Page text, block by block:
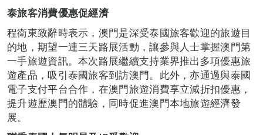
泰旅客消費優惠促經濟
程衛東致辭時表示，澳門是深受泰國旅客歡迎的旅遊目
的地，期望一連三天路展活動，讓參與人士掌握澳門第
一手旅遊資訊。本次路展繼續支持業界推出多項優惠旅
遊產品，吸引泰國旅客到訪澳門。此外，亦通過與泰國
電子支付平台合作，在澳門旅遊消費享立減折扣優惠，
提升遊歷澳門的體驗，同時促進澳門本地旅遊經濟發
展。